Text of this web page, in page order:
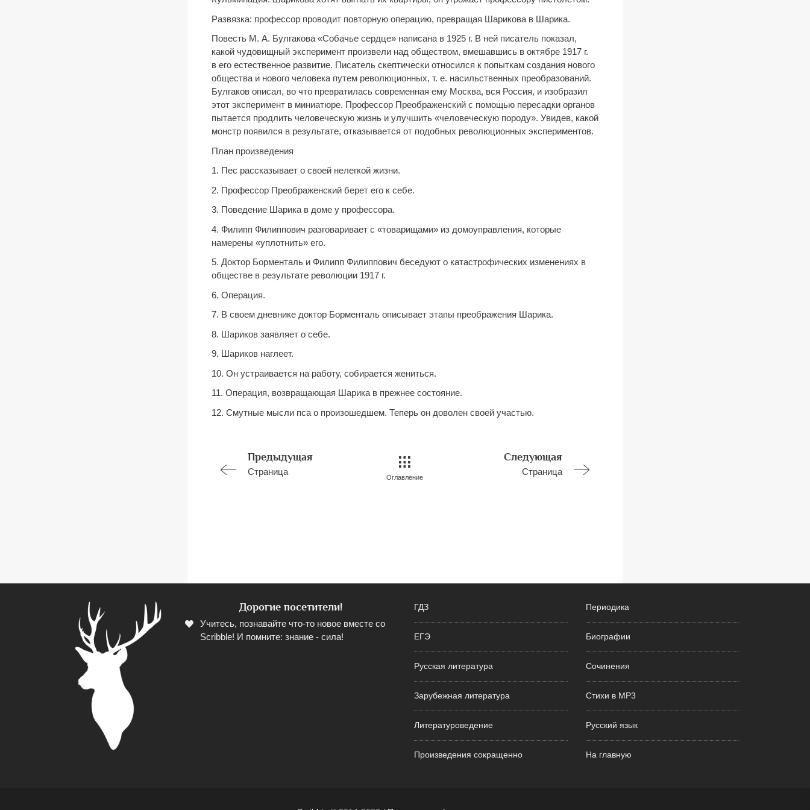
Развязка: профессор проводит повторную операцию, превращая Шарикова в Шарика.
Повесть М. А. Булгакова «Собачье сердце» написана в 1925 г. В ней писатель показал,
какой чудовищный эксперимент произвели над обществом, вмешавшись в октябре 1917 г.
в его естественное развитие. Писатель скептически относился к попыткам создания нового
общества и нового человека путем революционных, т. е. насильственных преобразований.
Булгаков описал, во что превратилась современная ему Москва, вся Россия, и изобразил
этот эксперимент в миниатюре. Профессор Преображенский с помощью пересадки органов
пытается продлить человеческую жизнь и улучшить «человеческую породу». Увидев, какой
монстр появился в результате, отказывается от подобных революционных экспериментов.
План произведения
1. Пес рассказывает о своей нелегкой жизни.
2. Профессор Преображенский берет его к себе.
3. Поведение Шарика в доме у профессора.
4. Филипп Филиппович разговаривает с «товарищами» из домоуправления, которые
намерены «уплотнить» его.
5. Доктор Борменталь и Филипп Филиппович беседуют о катастрофических изменениях в
обществе в результате революции 1917 г.
6. Операция.
7. В своем дневнике доктор Борменталь описывает этапы преображения Шарика.
8. Шариков заявляет о себе.
9. Шариков наглеет.
10. Он устраивается на работу, собирается жениться.
11. Операция, возвращающая Шарика в прежнее состояние.
12. Смутные мысли пса о произошедшем. Теперь он доволен своей участью.
Предыдущая
Страница
Следующая
Страница
Оглавление
Дорогие посетители!
Учитесь, познавайте что-то новое вместе со
Scribble! И помните: знание - сила!
ГДЗ
ЕГЭ
Русская литература
Зарубежная литература
Литературоведение
Произведения сокращенно
Периодика
Биографии
Сочинения
Стихи в MP3
Русский язык
На главную